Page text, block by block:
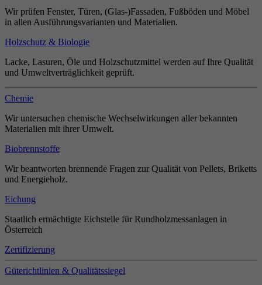
Wir prüfen Fenster, Türen, (Glas-)Fassaden, Fußböden und Möbel
in allen Ausführungsvarianten und Materialien.
Holzschutz & Biologie
Lacke, Lasuren, Öle und Holzschutzmittel werden auf Ihre Qualität
und Umweltverträglichkeit geprüft.
Chemie
Wir untersuchen chemische Wechselwirkungen aller bekannten
Materialien mit ihrer Umwelt.
Biobrennstoffe
Wir beantworten brennende Fragen zur Qualität von Pellets, Briketts
und Energieholz.
Eichung
Staatlich ermächtigte Eichstelle für Rundholzmessanlagen in
Österreich
Zertifizierung
Güterichtlinien & Qualitätssiegel